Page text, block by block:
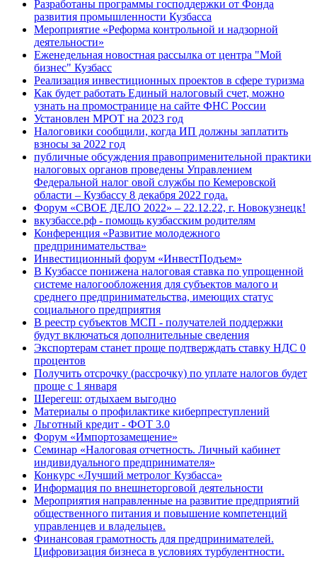
Разработаны программы господдержки от Фонда
развития промышленности Кузбасса
Мероприятие «Реформа контрольной и надзорной
деятельности»
Еженедельная новостная рассылка от центра "Мой
бизнес" Кузбасс
Реализация инвестиционных проектов в сфере туризма
Как будет работать Единый налоговый счет, можно
узнать на промостранице на сайте ФНС России
Установлен МРОТ на 2023 год
Налоговики сообщили, когда ИП должны заплатить
взносы за 2022 год
публичные обсуждения правоприменительной практики
налоговых органов проведены Управлением
Федеральной налог овой службы по Кемеровской
области – Кузбассу 8 декабря 2022 года.
Форум «СВОЕ ДЕЛО 2022» – 22.12.22, г. Новокузнецк!
вкузбассе.рф - помощь кузбасским родителям
Конференция «Развитие молодежного
предпринимательства»
Инвестиционный форум «ИнвестПодъем»
В Кузбассе понижена налоговая ставка по упрощенной
системе налогообложения для субъектов малого и
среднего предпринимательства, имеющих статус
социального предприятия
В реестр субъектов МСП - получателей поддержки
будут включаться дополнительные сведения
Экспортерам станет проще подтверждать ставку НДС 0
процентов
Получить отсрочку (рассрочку) по уплате налогов будет
проще с 1 января
Шерегеш: отдыхаем выгодно
Материалы о профилактике киберпреступлений
Льготный кредит - ФОТ 3.0
Форум «Импортозамещение»
Семинар «Налоговая отчетность. Личный кабинет
индивидуального предпринимателя»
Конкурс «Лучший метролог Кузбасса»
Информация по внешнеторговой деятельности
Мероприятия направленные на развитие предприятий
общественного питания и повышение компетенций
управленцев и владельцев.
Финансовая грамотность для предпринимателей.
Цифровизация бизнеса в условиях турбулентности.